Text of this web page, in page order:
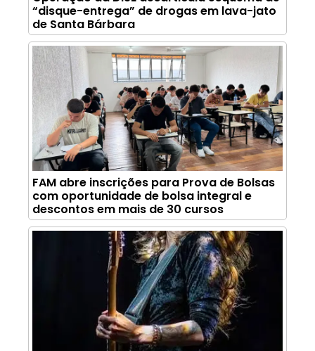
“disque-entrega” de drogas em lava-jato
de Santa Bárbara
FAM abre inscrições para Prova de Bolsas
com oportunidade de bolsa integral e
descontos em mais de 30 cursos